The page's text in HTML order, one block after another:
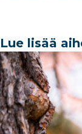
e
b
o
o
k
e
Lue lisää